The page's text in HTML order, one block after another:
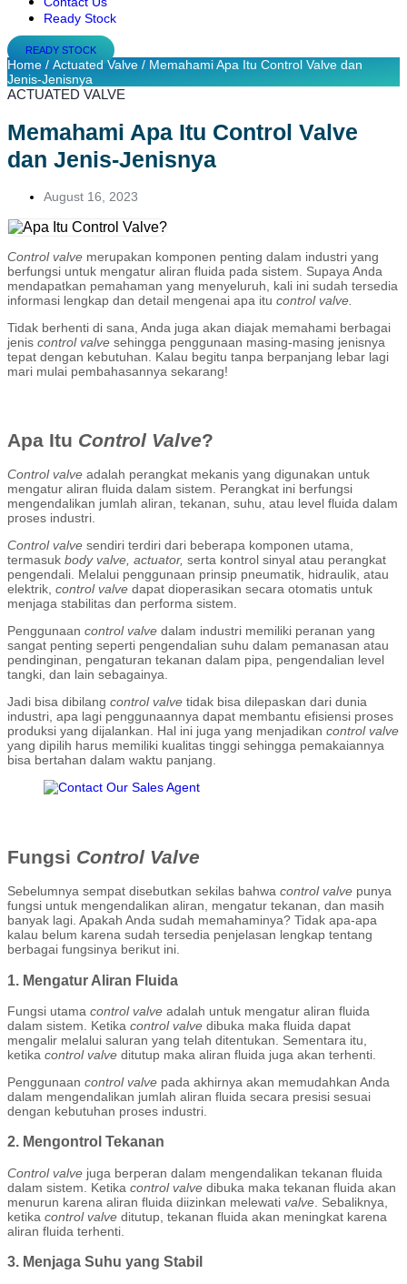
Ready Stock
READY STOCK
Home / Actuated Valve / Memahami Apa Itu Control Valve dan
Jenis-Jenisnya
ACTUATED VALVE
Memahami Apa Itu Control Valve
dan Jenis-Jenisnya
August 16, 2023
Control valve merupakan komponen penting dalam industri yang
berfungsi untuk mengatur aliran fluida pada sistem. Supaya Anda
mendapatkan pemahaman yang menyeluruh, kali ini sudah tersedia
informasi lengkap dan detail mengenai apa itu control valve.
Tidak berhenti di sana, Anda juga akan diajak memahami berbagai
jenis control valve sehingga penggunaan masing-masing jenisnya
tepat dengan kebutuhan. Kalau begitu tanpa berpanjang lebar lagi
mari mulai pembahasannya sekarang!
Apa Itu Control Valve?
Control valve adalah perangkat mekanis yang digunakan untuk
mengatur aliran fluida dalam sistem. Perangkat ini berfungsi
mengendalikan jumlah aliran, tekanan, suhu, atau level fluida dalam
proses industri.
Control valve sendiri terdiri dari beberapa komponen utama,
termasuk body valve, actuator, serta kontrol sinyal atau perangkat
pengendali. Melalui penggunaan prinsip pneumatik, hidraulik, atau
elektrik, control valve dapat dioperasikan secara otomatis untuk
menjaga stabilitas dan performa sistem.
Penggunaan control valve dalam industri memiliki peranan yang
sangat penting seperti pengendalian suhu dalam pemanasan atau
pendinginan, pengaturan tekanan dalam pipa, pengendalian level
tangki, dan lain sebagainya.
Jadi bisa dibilang control valve tidak bisa dilepaskan dari dunia
industri, apa lagi penggunaannya dapat membantu efisiensi proses
produksi yang dijalankan. Hal ini juga yang menjadikan control valve
yang dipilih harus memiliki kualitas tinggi sehingga pemakaiannya
bisa bertahan dalam waktu panjang.
Fungsi Control Valve
Sebelumnya sempat disebutkan sekilas bahwa control valve punya
fungsi untuk mengendalikan aliran, mengatur tekanan, dan masih
banyak lagi. Apakah Anda sudah memahaminya? Tidak apa-apa
kalau belum karena sudah tersedia penjelasan lengkap tentang
berbagai fungsinya berikut ini.
1. Mengatur Aliran Fluida
Fungsi utama control valve adalah untuk mengatur aliran fluida
dalam sistem. Ketika control valve dibuka maka fluida dapat
mengalir melalui saluran yang telah ditentukan. Sementara itu,
ketika control valve ditutup maka aliran fluida juga akan terhenti.
Penggunaan control valve pada akhirnya akan memudahkan Anda
dalam mengendalikan jumlah aliran fluida secara presisi sesuai
dengan kebutuhan proses industri.
2. Mengontrol Tekanan
Control valve juga berperan dalam mengendalikan tekanan fluida
dalam sistem. Ketika control valve dibuka maka tekanan fluida akan
menurun karena aliran fluida diizinkan melewati valve . Sebaliknya,
ketika control valve ditutup, tekanan fluida akan meningkat karena
aliran fluida terhenti.
3. Menjaga Suhu yang Stabil